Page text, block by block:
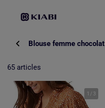
Blouse femme chocolat
65 articles
1 / 3